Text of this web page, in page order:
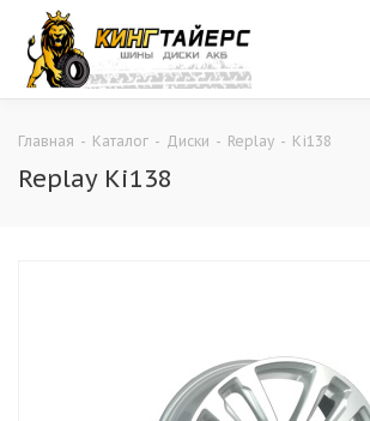
Главная - Каталог - Диски - Replay - Ki138
Replay Ki138